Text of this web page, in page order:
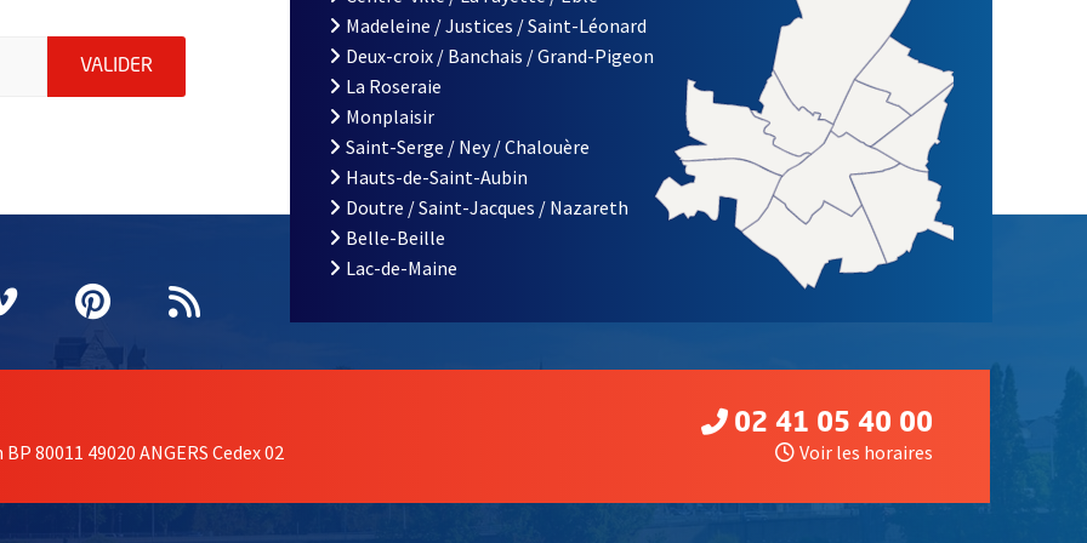
indiquez votre email (champ obligatoire)
VALIDERENVOYER MA DEMANDE D'INSCRIPTION À LA LETTRE D'INFORMATION DES ASSOCIATIONS DE LA VILLE
fenêtrefenêtre
une nouvelle fenêtre
Vimeo
, Ouvre une nouvelle fenêtre
Pinterest
, Ouvre une nouvelle fenêtre
Flux RSS
Madeleine / Justices / Saint-Léonard
Deux-croix / Banchais / Grand-Pigeon
La Roseraie
Monplaisir
Saint-Serge / Ney / Chalouère
Hauts-de-Saint-Aubin
Doutre / Saint-Jacques / Nazareth
Belle-Beille
Lac-de-Maine
80011 49020 ANGERS Cedex 02
02 41 05 40 00
Voir les horaires